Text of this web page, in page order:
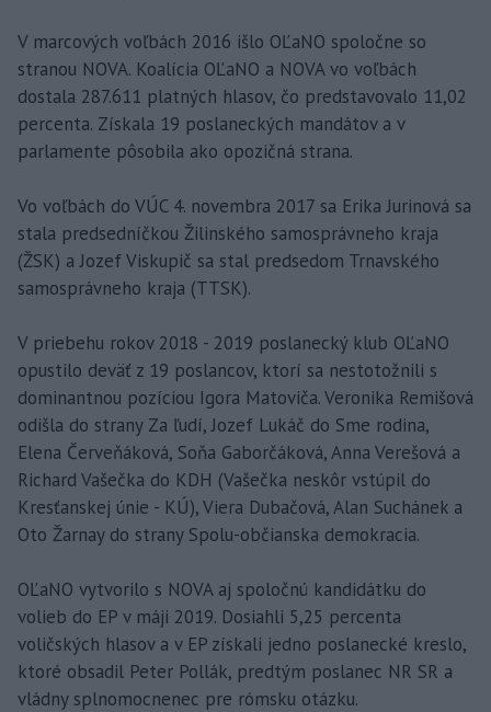
V marcových voľbách 2016 išlo OĽaNO spoločne so
stranou NOVA. Koalícia OĽaNO a NOVA vo voľbách
dostala 287.611 platných hlasov, čo predstavovalo 11,02
percenta. Získala 19 poslaneckých mandátov a v
parlamente pôsobila ako opozičná strana.
Vo voľbách do VÚC 4. novembra 2017 sa Erika Jurinová sa
stala predsedníčkou Žilinského samosprávneho kraja
(ŽSK) a Jozef Viskupič sa stal predsedom Trnavského
samosprávneho kraja (TTSK).
V priebehu rokov 2018 - 2019 poslanecký klub OĽaNO
opustilo deväť z 19 poslancov, ktorí sa nestotožnili s
dominantnou pozíciou Igora Matoviča. Veronika Remišová
odišla do strany Za ľudí, Jozef Lukáč do Sme rodina,
Elena Červeňáková, Soňa Gaborčáková, Anna Verešová a
Richard Vašečka do KDH (Vašečka neskôr vstúpil do
Kresťanskej únie - KÚ), Viera Dubačová, Alan Suchánek a
Oto Žarnay do strany Spolu-občianska demokracia.
OĽaNO vytvorilo s NOVA aj spoločnú kandidátku do
volieb do EP v máji 2019. Dosiahli 5,25 percenta
voličských hlasov a v EP získali jedno poslanecké kreslo,
ktoré obsadil Peter Pollák, predtým poslanec NR SR a
vládny splnomocnenec pre rómsku otázku.